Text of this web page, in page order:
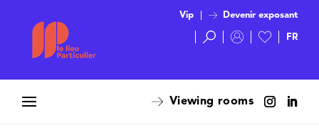
Vip Devenir exposant
Viewing rooms